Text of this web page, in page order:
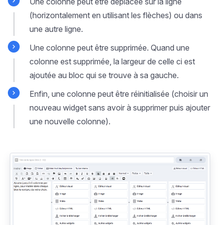
(horizontalement en utilisant les flèches) ou dans
une autre ligne.
Une colonne peut être supprimée. Quand une
colonne est supprimée, la largeur de celle ci est
ajoutée au bloc qui se trouve à sa gauche.
Enfin, une colonne peut être réinitialisée (choisir un
nouveau widget sans avoir à supprimer puis ajouter
une nouvelle colonne).